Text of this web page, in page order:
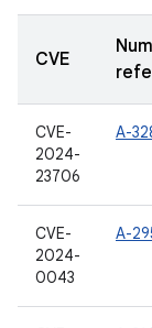
CVE
CVE-
2024-
23706
A-
CVE-
2024-
0043
A-